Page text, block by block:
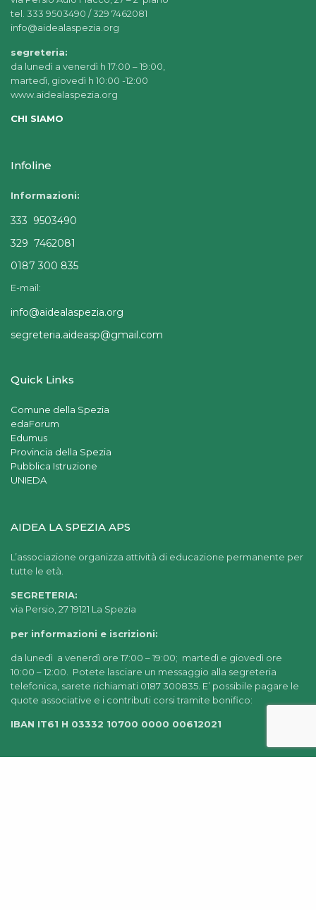
tel. 333 9503490 / 329 7462081
info@aidealaspezia.org
segreteria:
da lunedì a venerdì h 17:00 – 19:00,
martedì, giovedì h 10:00 -12:00
www.aidealaspezia.org
CHI SIAMO
Infoline
Informazioni:
333 9503490
329 7462081
0187 300 835
E-mail:
info@aidealaspezia.org
segreteria.aideasp@gmail.com
Quick Links
Comune della Spezia
edaForum
Edumus
Provincia della Spezia
Pubblica Istruzione
UNIEDA
AIDEA LA SPEZIA APS
L’associazione organizza attività di educazione permanente per
tutte le età.
SEGRETERIA:
via Persio, 27 19121 La Spezia
per informazioni e iscrizioni:
da lunedì a venerdì ore 17:00 – 19:00; martedì e giovedì ore
10:00 – 12:00. Potete lasciare un messaggio alla segreteria
telefonica, sarete richiamati 0187 300835. E’ possibile pagare le
quote associative e i contributi corsi tramite bonifico:
IBAN IT61 H 03332 10700 0000 00612021